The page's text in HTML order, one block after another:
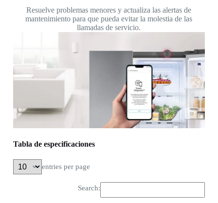
Resuelve problemas menores y actualiza las alertas de
mantenimiento para que pueda evitar la molestia de las
llamadas de servicio.
Tabla de especificaciones
entries per page
Search: